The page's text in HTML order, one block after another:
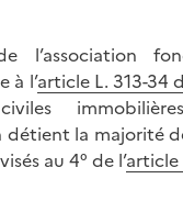
l’association
à l’article L. 313-34
détient la majorité
au 4° de l’article